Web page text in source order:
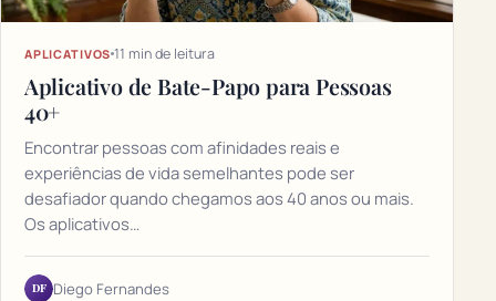
APLICATIVOS 11 min de leitura
Aplicativo de Bate-Papo para Pessoas
40+
Encontrar pessoas com afinidades reais e
experiências de vida semelhantes pode ser
desafiador quando chegamos aos 40 anos ou mais.
Os aplicativos…
DF Diego Fernandes